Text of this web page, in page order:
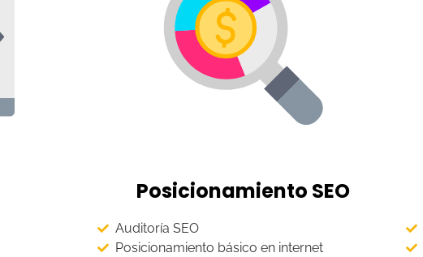
Posicionamiento SEO
Auditoría SEO
Posicionamiento básico en internet